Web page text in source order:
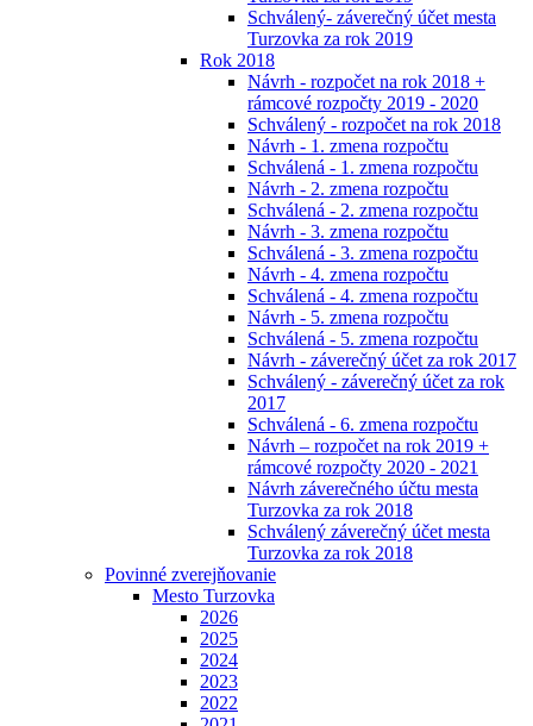
Schválený- záverečný účet mesta
Turzovka za rok 2019
Rok 2018
Návrh - rozpočet na rok 2018 +
rámcové rozpočty 2019 - 2020
Schválený - rozpočet na rok 2018
Návrh - 1. zmena rozpočtu
Schválená - 1. zmena rozpočtu
Návrh - 2. zmena rozpočtu
Schválená - 2. zmena rozpočtu
Návrh - 3. zmena rozpočtu
Schválená - 3. zmena rozpočtu
Návrh - 4. zmena rozpočtu
Schválená - 4. zmena rozpočtu
Návrh - 5. zmena rozpočtu
Schválená - 5. zmena rozpočtu
Návrh - záverečný účet za rok 2017
Schválený - záverečný účet za rok
2017
Schválená - 6. zmena rozpočtu
Návrh – rozpočet na rok 2019 +
rámcové rozpočty 2020 - 2021
Návrh záverečného účtu mesta
Turzovka za rok 2018
Schválený záverečný účet mesta
Turzovka za rok 2018
Povinné zverejňovanie
Mesto Turzovka
2026
2025
2024
2023
2022